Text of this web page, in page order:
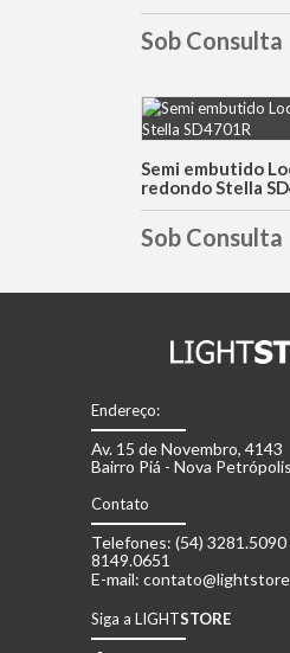
Sob Consulta
Semi embutido
redondo Stella
Sob Consulta
Endereço:
Av. 15 de Novembro, 4143
Bairro Piá - Nova
Contato
Telefones: (54)
8149.0651
E-mail:
Siga a LIGHTSTORE